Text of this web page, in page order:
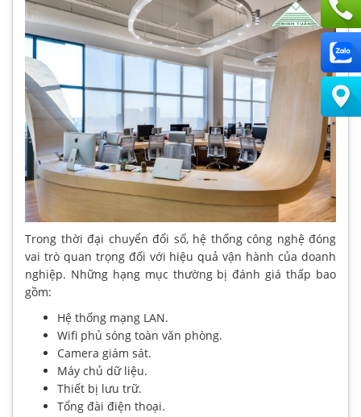
Trong thời đại chuyển đổi số, hệ thống công nghệ đóng
vai trò quan trọng đối với hiệu quả vận hành của doanh
nghiệp. Những hạng mục thường bị đánh giá thấp bao
gồm:
Hệ thống mạng LAN.
Wifi phủ sóng toàn văn phòng.
Camera giám sát.
Máy chủ dữ liệu.
Thiết bị lưu trữ.
Tổng đài điện thoại.